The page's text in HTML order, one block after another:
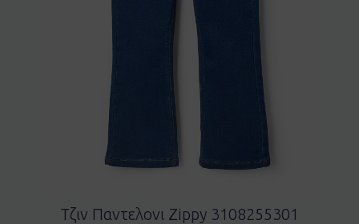
Τζιν Παντελονι Zippy 3108255301